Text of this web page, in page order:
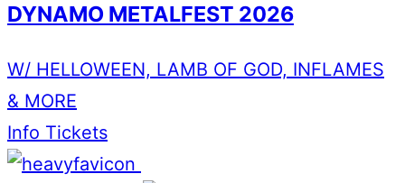
DYNAMO METALFEST 2026
W/ HELLOWEEN, LAMB OF GOD, INFLAMES
& MORE
Info Tickets